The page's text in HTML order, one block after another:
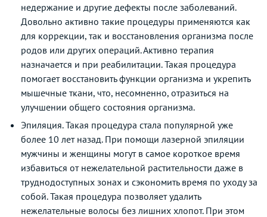
недержание и другие дефекты после заболеваний.
Довольно активно такие процедуры применяются как
для коррекции, так и восстановления организма после
родов или других операций. Активно терапия
назначается и при реабилитации. Такая процедура
помогает восстановить функции организма и укрепить
мышечные ткани, что, несомненно, отразиться на
улучшении общего состояния организма.
Эпиляция. Такая процедура стала популярной уже
более 10 лет назад. При помощи лазерной эпиляции
мужчины и женщины могут в самое короткое время
избавиться от нежелательной растительности даже в
труднодоступных зонах и сэкономить время по уходу за
собой. Такая процедура позволяет удалить
нежелательные волосы без лишних хлопот. При этом